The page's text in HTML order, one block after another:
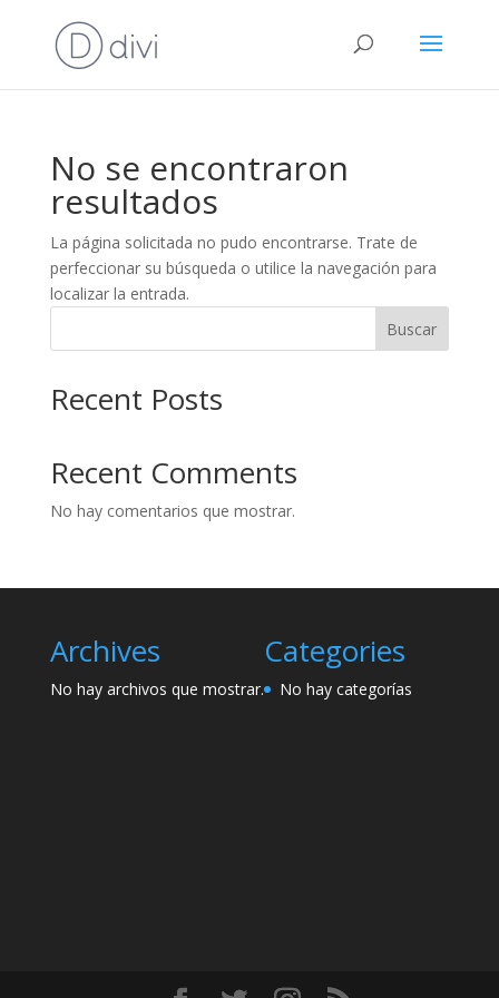
No se encontraron
resultados
La página solicitada no pudo encontrarse. Trate de
perfeccionar su búsqueda o utilice la navegación para
localizar la entrada.
Buscar
Recent Posts
Recent Comments
No hay comentarios que mostrar.
Archives
No hay archivos que mostrar.
Categories
No hay categorías